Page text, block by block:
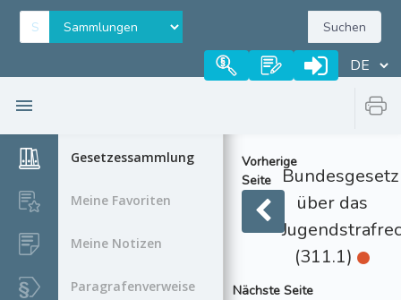
Suchen
Gesetzessammlung
Meine Favoriten
Meine Notizen
Paragrafenverweise
Vorherige
Seite
Bundesgesetz
über das
(311.1)
Nächste Seite